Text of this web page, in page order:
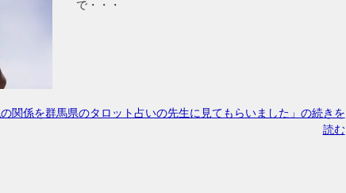
で・・・
の関係を群馬県のタロット占いの先生に見てもらいました」の続きを
読む